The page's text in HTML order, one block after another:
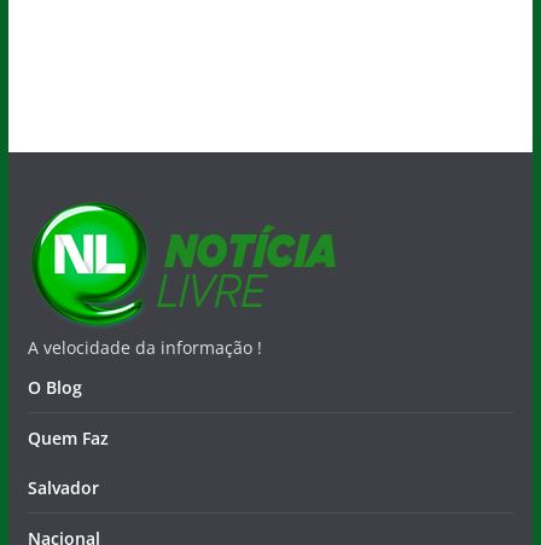
A velocidade da informação !
O Blog
Quem Faz
Salvador
Nacional